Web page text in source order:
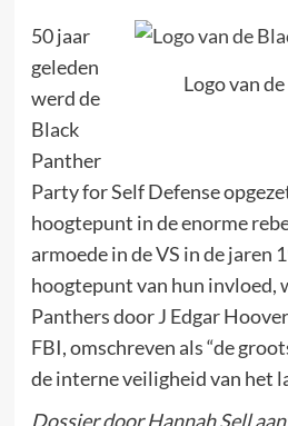
Logo van
50 jaar
geleden
werd de
Black
Panther
Party for Self Defense
hoogtepunt in de enorme
armoede in de VS in de jaren
hoogtepunt van hun invloed,
Panthers door J Edgar
FBI, omschreven als “de
de interne veiligheid van het
Dossier door Hannah Sell